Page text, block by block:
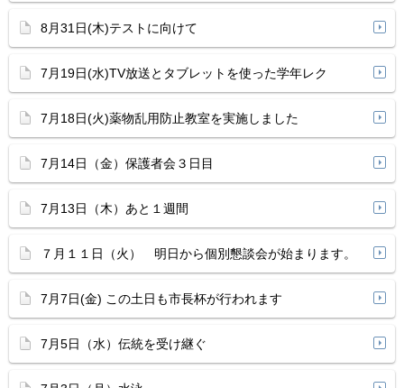
8月31日(木)テストに向けて
7月19日(水)TV放送とタブレットを使った学年レク
7月18日(火)薬物乱用防止教室を実施しました
7月14日（金）保護者会３日目
7月13日（木）あと１週間
７月１１日（火） 明日から個別懇談会が始まります。
7月7日(金) この土日も市長杯が行われます
7月5日（水）伝統を受け継ぐ